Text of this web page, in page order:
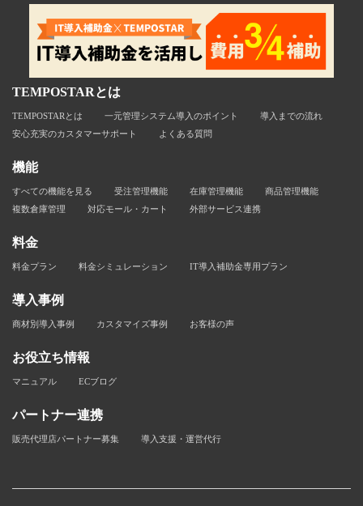
TEMPOSTARとは
TEMPOSTARとは 一元管理システム導入のポイント
導入までの流れ
安心充実のカスタマーサポート
よくある質問
機能
すべての機能を見る 受注管理機能 在庫管理機能
商品管理機能
複数倉庫管理
対応モール・カート 外部サービス連携
料金
料金プラン 料金シミュレーション IT導入補助金専用プラン
導入事例
商材別導入事例 カスタマイズ事例 お客様の声
お役立ち情報
マニュアル ECブログ
パートナー連携
販売代理店パートナー募集 導入支援・運営代行